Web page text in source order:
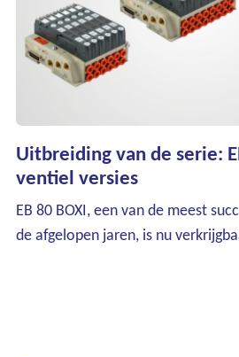
Contact
Uitbreiding van de serie:
ventiel versies
EB 80 BOXI, een van de meest
de afgelopen jaren, is nu